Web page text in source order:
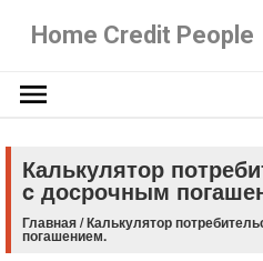
Home Credit People
Калькулятор
c досрочным
Главная/Калькулятор
погашением.